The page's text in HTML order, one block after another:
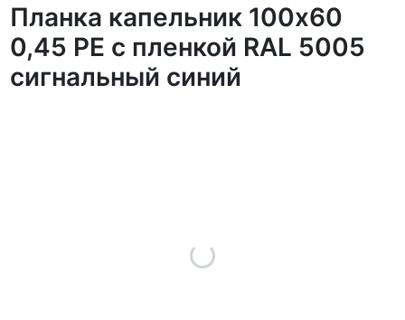
Планка капельник 100х60
0,45 PE с пленкой RAL 5005
сигнальный синий